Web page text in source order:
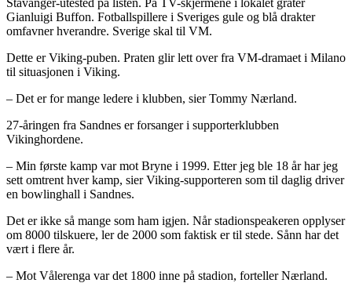
Gianluigi Buffon. Fotballspillere i Sveriges gule og blå drakter
omfavner hverandre. Sverige skal til VM.
Dette er Viking-puben. Praten glir lett over fra VM-dramaet i Milano
til situasjonen i Viking.
– Det er for mange ledere i klubben, sier Tommy Nærland.
27-åringen fra Sandnes er forsanger i supporterklubben
Vikinghordene.
– Min første kamp var mot Bryne i 1999. Etter jeg ble 18 år har jeg
sett omtrent hver kamp, sier Viking-supporteren som til daglig driver
en bowlinghall i Sandnes.
Det er ikke så mange som ham igjen. Når stadionspeakeren opplyser
om 8000 tilskuere, ler de 2000 som faktisk er til stede. Sånn har det
vært i flere år.
– Mot Vålerenga var det 1800 inne på stadion, forteller Nærland.